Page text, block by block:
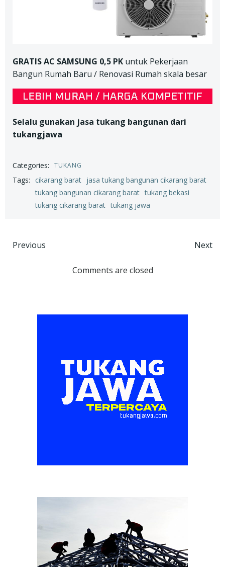
GRATIS AC SAMSUNG 0,5 PK untuk Pekerjaan
Bangun Rumah Baru / Renovasi Rumah skala besar
Selalu gunakan jasa tukang bangunan dari
tukangjawa
Categories: TUKANG
Tags: cikarang barat jasa tukang bangunan cikarang barat
tukang bangunan cikarang barat tukang bekasi
tukang cikarang barat tukang jawa
Post
navigation
Previous
navigation
Next
Comments are closed